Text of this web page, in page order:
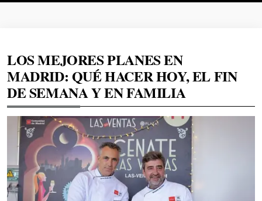
LOS MEJORES PLANES EN
MADRID: QUÉ HACER HOY, EL FIN
DE SEMANA Y EN FAMILIA